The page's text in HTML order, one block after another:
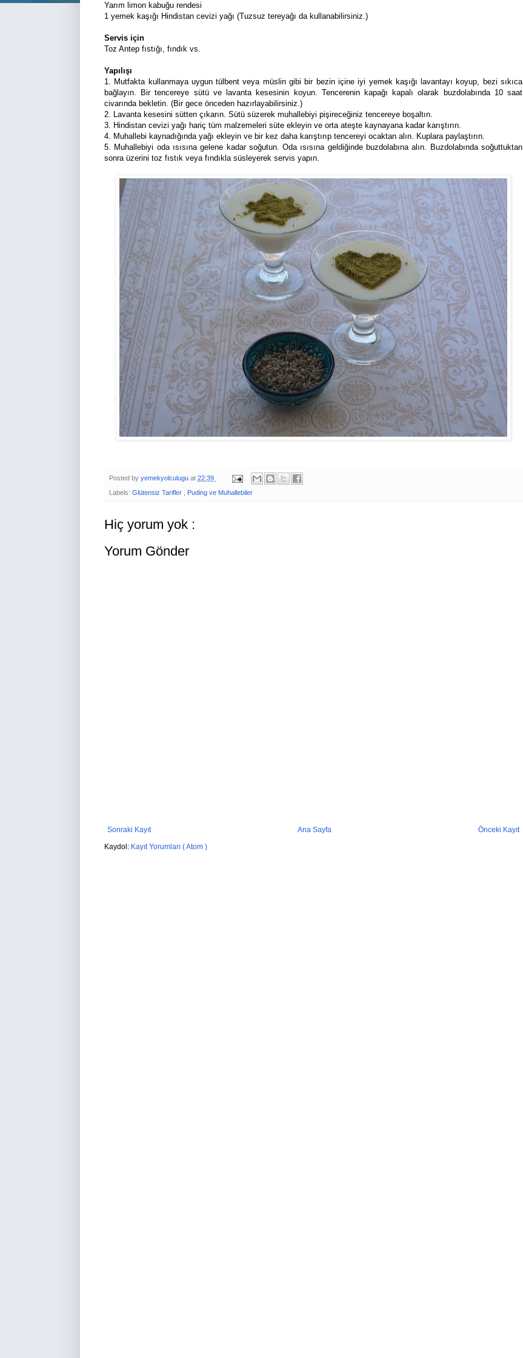
Yarım limon kabuğu rendesi
1 yemek kaşığı Hindistan cevizi yağı (Tuzsuz tereyağı da kullanabilirsiniz.)
Servis için
Toz Antep fıstığı, fındık vs.
Yapılışı
1. Mutfakta kullanmaya uygun tülbent veya müslin gibi bir bezin içine iyi yemek kaşığı lavantayı koyup, bezi sıkıca
bağlayın. Bir tencereye sütü ve lavanta kesesinin koyun. Tencerenin kapağı kapalı olarak buzdolabında 10 saat
civarında bekletin. (Bir gece önceden hazırlayabilirsiniz.)
2. Lavanta kesesini sütten çıkarın. Sütü süzerek muhallebiyi pişireceğiniz tencereye boşaltın.
3. Hindistan cevizi yağı hariç tüm malzemeleri süte ekleyin ve orta ateşte kaynayana kadar karıştırın.
4. Muhallebi kaynadığında yağı ekleyin ve bir kez daha karıştırıp tencereyi ocaktan alın. Kuplara paylaştırın.
5. Muhallebiyi oda ısısına gelene kadar soğutun. Oda ısısına geldiğinde buzdolabına alın. Buzdolabında soğuttuktan
sonra üzerini toz fıstık veya fındıkla süsleyerek servis yapın.
Posted by yemekyolculugu at 22:39
Labels: Glütensiz Tarifler , Puding ve Muhallebiler
Hiç yorum yok :
Yorum Gönder
Sonraki Kayıt Önceki Kayıt
Ana Sayfa
Kaydol: Kayıt Yorumları ( Atom )